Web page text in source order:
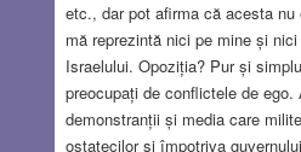
etc., dar pot afirma că acesta
mă reprezintă nici pe mine și
Israelului. Opoziția? Pur și
preocupați de conflictele de
demonstranții și media care
ostatecilor și împotriva